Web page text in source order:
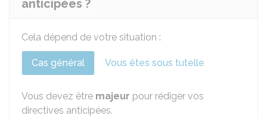
anticipées ?
Cela dépend de votre situation :
Cas général Vous êtes sous tutelle
Vous devez être majeur pour rédiger vos
directives anticipées.